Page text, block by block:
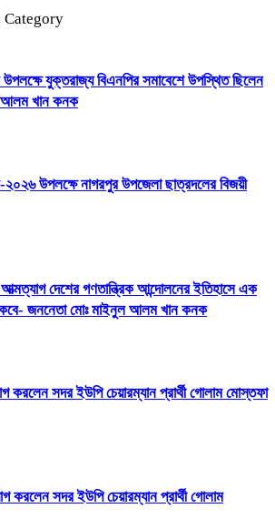
Category
যুক্তরাজ্য বিএনপির সমাবেশে উপস্থিত ছিলেন
আলম খান কনক
উপলক্ষে নাগরপুর উপজেলা ছাত্রদলের বিজয়ী
দেশের গণতান্ত্রিক আন্দোলনের ইতিহাসে এক
জননেতা মোঃ মাইনুল আলম খান কনক
করলেন সদর ইউপি চেয়ারম্যান প্রার্থী গোলাম মোস্তফা
করলেন সদর ইউপি চেয়ারম্যান প্রার্থী গোলাম